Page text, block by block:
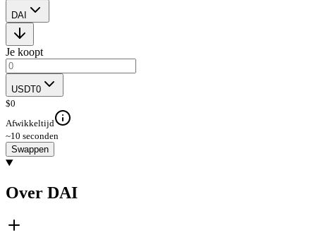
DAI
Je koopt
USDT0
$0
Afwikkeltijd
~10 seconden
Swappen
Over DAI